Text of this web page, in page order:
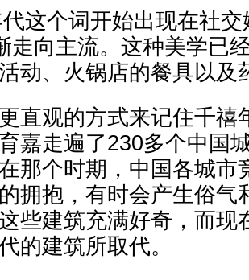
这个词开始出现在社交
走向主流。这种美学已
动、火锅店的餐具以及
直观的方式来记住千禧
嘉走遍了230多个中国
个时期，中国各城市
拥抱，有时会产生俗气
些建筑充满好奇，而现
的建筑所取代。